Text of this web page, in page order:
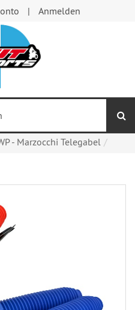
Anmelden
- Marzocchi Telegabel